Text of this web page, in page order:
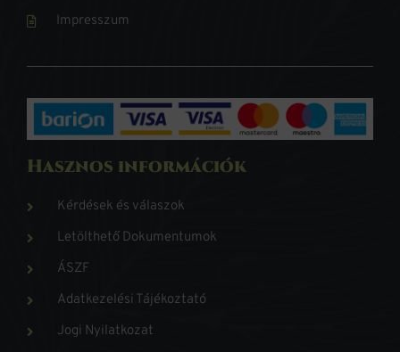
Impresszum
Hasznos információk
Kérdések és válaszok
Letölthető Dokumentumok
ÁSZF
Adatkezelési Tájékoztató
Jogi Nyilatkozat